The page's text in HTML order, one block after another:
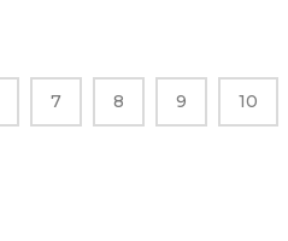
7 8 9 10